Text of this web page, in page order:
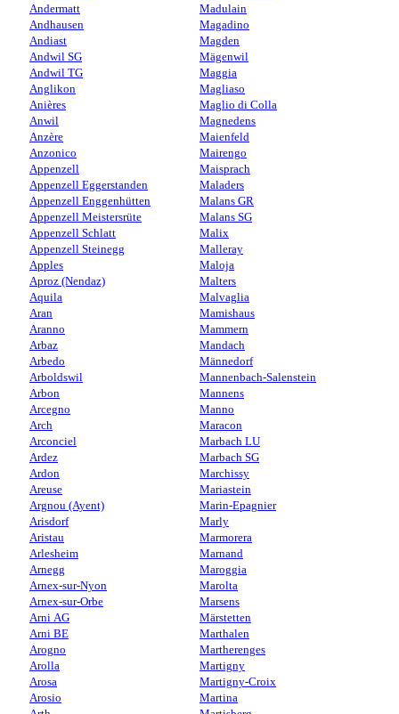
Andermatt
Andhausen
Andiast
Andwil SG
Andwil TG
Anglikon
Anières
Anwil
Anzère
Anzonico
Appenzell
Appenzell Eggerstanden
Appenzell Enggenhütten
Appenzell Meistersrüte
Appenzell Schlatt
Appenzell Steinegg
Apples
Aproz (Nendaz)
Aquila
Aran
Aranno
Arbaz
Arbedo
Arboldswil
Arbon
Arcegno
Arch
Arconciel
Ardez
Ardon
Areuse
Argnou (Ayent)
Arisdorf
Aristau
Arlesheim
Arnegg
Arnex-sur-Nyon
Arnex-sur-Orbe
Arni AG
Arni BE
Arogno
Arolla
Arosa
Arosio
Madulain
Magadino
Magden
Mägenwil
Maggia
Magliaso
Maglio di Colla
Magnedens
Maienfeld
Mairengo
Maisprach
Maladers
Malans GR
Malans SG
Malix
Malleray
Maloja
Malters
Malvaglia
Mamishaus
Mammern
Mandach
Männedorf
Mannenbach-Salenstein
Mannens
Manno
Maracon
Marbach LU
Marbach SG
Marchissy
Mariastein
Marin-Epagnier
Marly
Marmorera
Marnand
Maroggia
Marolta
Marsens
Märstetten
Marthalen
Martherenges
Martigny
Martigny-Croix
Martina